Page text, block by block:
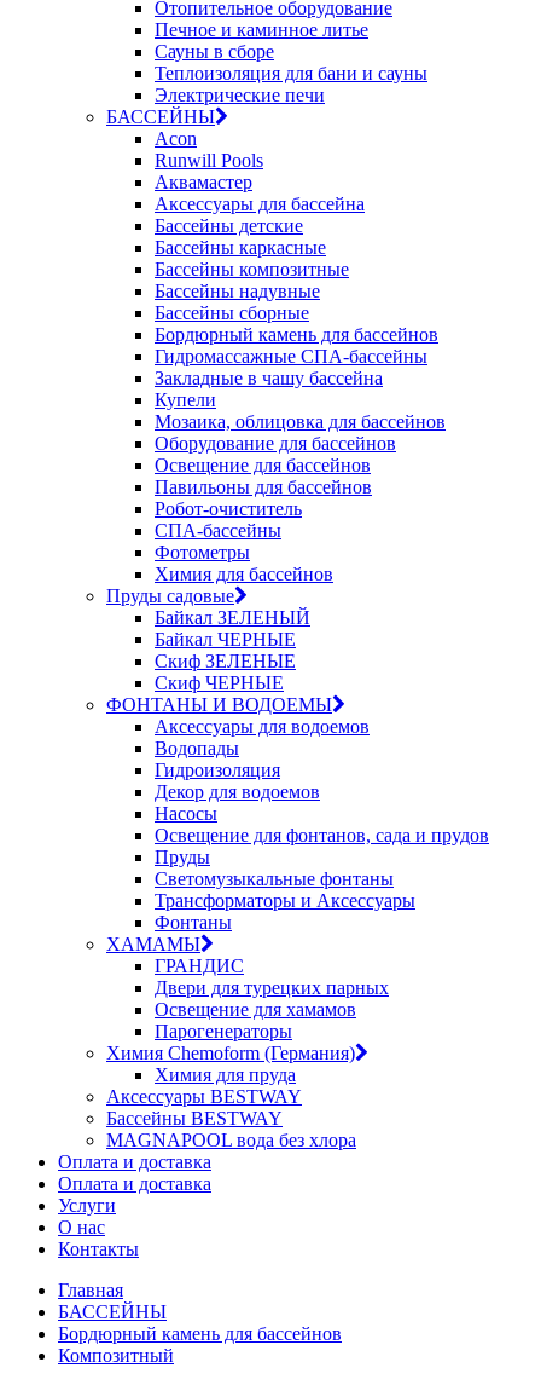
Отопительное оборудование
Печное и каминное литье
Сауны в сборе
Теплоизоляция для бани и сауны
Электрические печи
БАССЕЙНЫ
Acon
Runwill Pools
Аквамастер
Аксессуары для бассейна
Бассейны детские
Бассейны каркасные
Бассейны композитные
Бассейны надувные
Бассейны сборные
Бордюрный камень для бассейнов
Гидромассажные СПА-бассейны
Закладные в чашу бассейна
Купели
Мозаика, облицовка для бассейнов
Оборудование для бассейнов
Освещение для бассейнов
Павильоны для бассейнов
Робот-очиститель
СПА-бассейны
Фотометры
Химия для бассейнов
Пруды садовые
Байкал ЗЕЛЕНЫЙ
Байкал ЧЕРНЫЕ
Скиф ЗЕЛЕНЫЕ
Скиф ЧЕРНЫЕ
ФОНТАНЫ И ВОДОЕМЫ
Аксессуары для водоемов
Водопады
Гидроизоляция
Декор для водоемов
Насосы
Освещение для фонтанов, сада и прудов
Пруды
Светомузыкальные фонтаны
Трансформаторы и Аксессуары
Фонтаны
ХАМАМЫ
ГРАНДИС
Двери для турецких парных
Освещение для хамамов
Парогенераторы
Химия Chemoform (Германия)
Химия для пруда
Аксессуары BESTWAY
Бассейны BESTWAY
MAGNAPOOL вода без хлора
Оплата и доставка
Оплата и доставка
Услуги
О нас
Контакты
Главная
БАССЕЙНЫ
Бордюрный камень для бассейнов
Композитный